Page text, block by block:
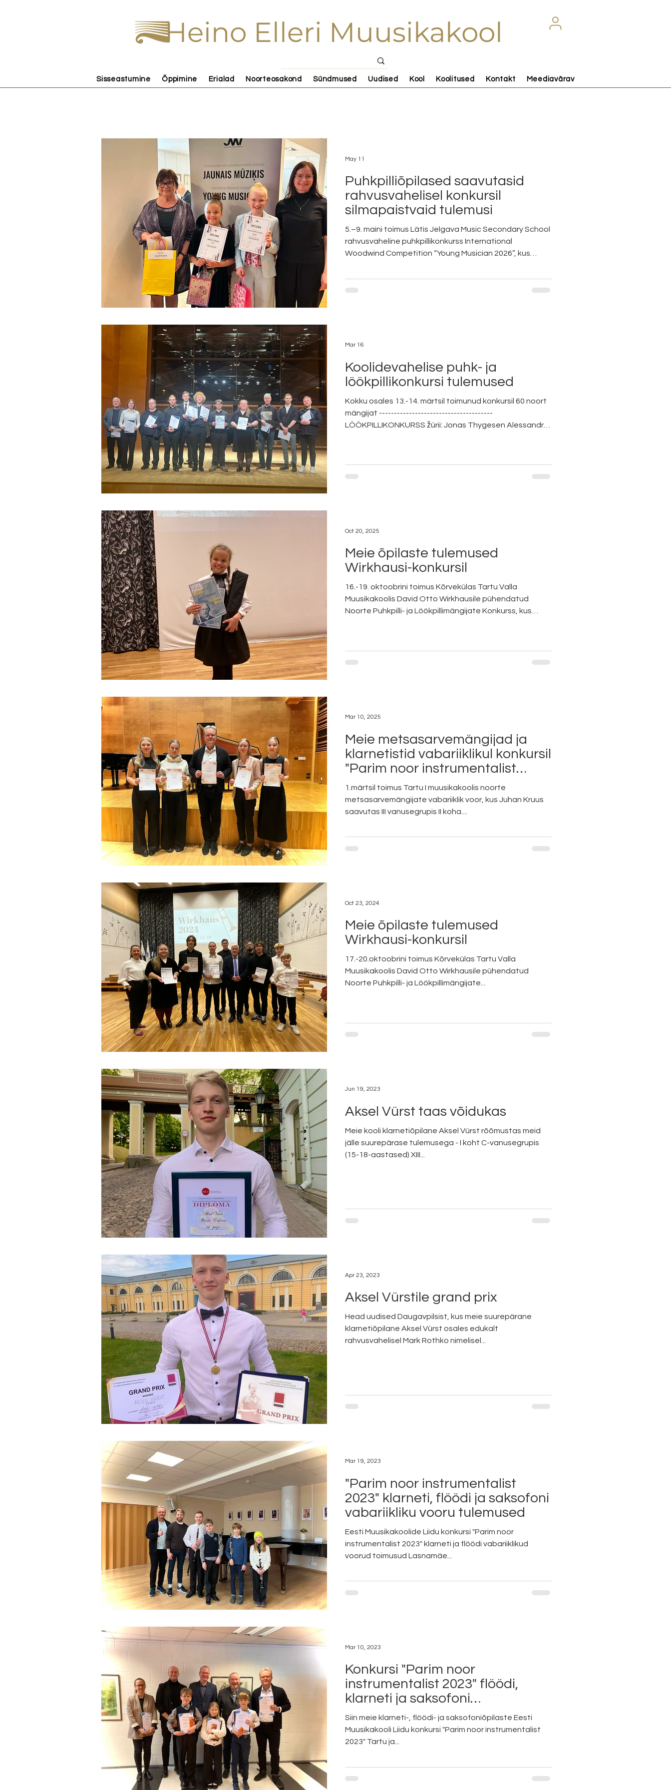
Heino Elleri Muusikakool
Sisseastumine Õppimine Erialad Noorteosakond Sündmused Uudised Kool Koolitused Kontakt Meediavärav
Puhkpilliõpilased saavutasid
rahvusvahelisel konkursil
silmapaistvaid tulemusi
5.–9. maini toimus Lätis Jelgava Music Secondary School
rahvusvaheline puhkpillikonkurss International
Woodwind Competition “Young Musician 2026”, kus
oboe- ja fagotimängijad. Tegemist on kõrgetasemelise
kahevoorulise konkursiga, kus teise vooru pääses vaid
May 11
Koolidevahelise puhk- ja
löökpillikonkursi tulemused
Kokku osales 13.-14. märtsil toimunud konkursil 60 noort
mängijat --------------------------------------
LÖÖKPILLIKONKURSS žürii: Jonas Thygesen Alessandro
Roditšenko, Heino Elleri Muusikakool, õpetaja Heigo
Mar 16
Meie õpilaste tulemused
Wirkhausi-konkursil
16.-19. oktoobrini toimus Kõrvekülas Tartu Valla
Muusikakoolis David Otto Wirkhausile pühendatud
Noorte Puhkpilli- ja Löökpillimängijate Konkurss, kus
II koht Susi Mikelsaar õp. Ilja Šarapov, klaveril Ieva
Oct 20, 2025
Meie metsasarvemängijad ja
klarnetistid vabariiklikul konkursil
"Parim noor instrumentalist
2025"
1.märtsil toimus Tartu I muusikakoolis noorte
metsasarvemängijate vabariiklik voor, kus Juhan Kruus
saavutas III vanusegrupis II koha....
Mar 10, 2025
Meie õpilaste tulemused
Wirkhausi-konkursil
17.-20.oktoobrini toimus Kõrvekülas Tartu Valla
Muusikakoolis David Otto Wirkhausile pühendatud
Noorte Puhkpilli- ja Löökpillimängijate...
Oct 23, 2024
Aksel Vürst taas võidukas
Meie kooli klarnetiõpilane Aksel Vürst rõõmustas meid
jälle suurepärase tulemusega - I koht C-vanusegrupis
(15-18-aastased) XIII...
Jun 19, 2023
Aksel Vürstile grand prix
Head uudised Daugavpilsist, kus meie suurepärane
klarnetiõpilane Aksel Vürst osales edukalt
rahvusvahelisel Mark Rothko nimelisel...
Apr 23, 2023
"Parim noor instrumentalist
2023" klarneti, flöödi ja saksofoni
vabariikliku vooru tulemused
Eesti Muusikakoolide Liidu konkursi "Parim noor
instrumentalist 2023" klarneti ja flöödi vabariiklikud
voorud toimusud Lasnamäe...
Mar 19, 2023
Konkursi "Parim noor
instrumentalist 2023" flöödi,
klarneti ja saksofoni
regioonivooru tulemused
Siin meie klarneti-, flöödi- ja saksofoniõpilaste Eesti
Muusikakooli Liidu konkursi "Parim noor instrumentalist
2023" Tartu ja...
Mar 10, 2023